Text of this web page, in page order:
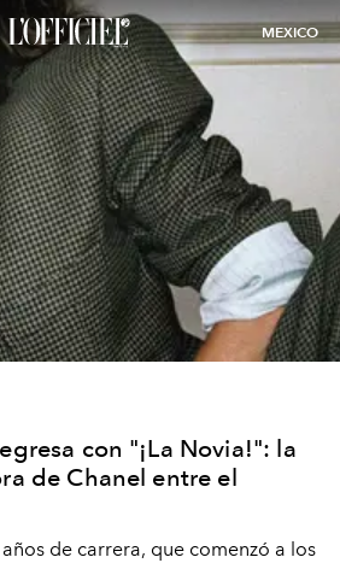
MEXICO
con "¡La Novia!": la
de Chanel entre el
de carrera, que comenzó a los